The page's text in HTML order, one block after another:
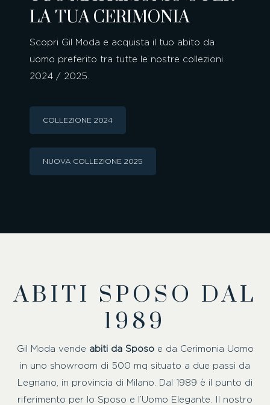
LA TUA CERIMONIA
Scopri Gil Moda e acquista il tuo abito da
uomo preferito tra tutte le nostre collezioni
2024 / 2025.
COLLEZIONE 2024
NUOVA COLLEZIONE 2025
ABITI SPOSO DAL
1989
Gil Moda vende abiti da Sposoe da Cerimonia Uomo
in uno showroom di 500 mq situato a due passi da
Legnano, in provincia di Milano. Dal 1989 è il punto di
riferimento per lo Sposo e l’Uomo Elegante. Il nostro